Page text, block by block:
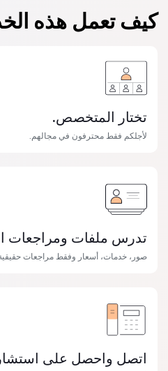
كيف تعمل هذه
تختار المتخصص.
لأجلكم فقط محترفون في مجالهم.
تدرس ملفات ومراجعات
صور، خدمات، أسعار وفقط مراجعات
اتصل واحصل على